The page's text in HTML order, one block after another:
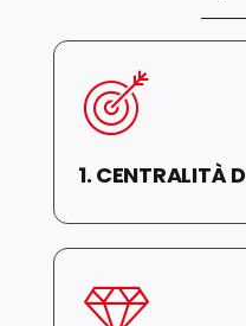
1. CENTRALITÀ